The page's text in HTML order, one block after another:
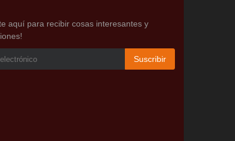
aquí para recibir cosas interesantes y
Suscribir